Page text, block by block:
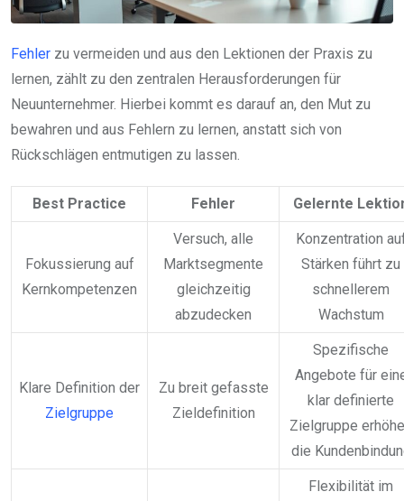
Fehler zu vermeiden und aus den Lektionen der Praxis zu
lernen, zählt zu den zentralen Herausforderungen für
Neuunternehmer. Hierbei kommt es darauf an, den Mut zu
bewahren und aus Fehlern zu lernen, anstatt sich von
Rückschlägen entmutigen zu lassen.
Best Practice Fehler Gelernte
Fokussierung auf
Kernkompetenzen
Versuch, alle
Marktsegmente
gleichzeitig
abzudecken
Konzentration
Stärken führt zu
schnellerem
Wachstum
Klare Definition der
Zielgruppe
Zu breit gefasste
Zieldefinition
Spezifische
Angebote für
klar definierte
Zielgruppe
die
Flexibilität im